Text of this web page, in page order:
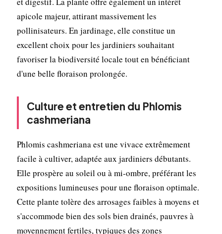
apicole majeur, attirant massivement les
pollinisateurs. En jardinage, elle constitue un
excellent choix pour les jardiniers souhaitant
favoriser la biodiversité locale tout en bénéficiant
d'une belle floraison prolongée.
Culture et entretien du Phlomis
cashmeriana
Phlomis cashmeriana est une vivace extrêmement
facile à cultiver, adaptée aux jardiniers débutants.
Elle prospère au soleil ou à mi-ombre, préférant les
expositions lumineuses pour une floraison optimale.
Cette plante tolère des arrosages faibles à moyens et
s'accommode bien des sols bien drainés, pauvres à
moyennement fertiles, typiques des zones